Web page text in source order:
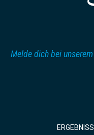
Melde dich bei